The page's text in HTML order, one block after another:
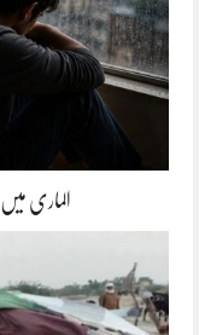
الماری